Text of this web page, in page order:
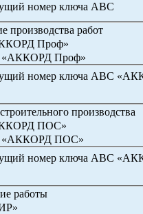
номер ключа АВС
работ
Проф»
«АККОРД Проф»
номер ключа АВС
производства
ПОС»
«АККОРД ПОС»
номер ключа АВС
работы